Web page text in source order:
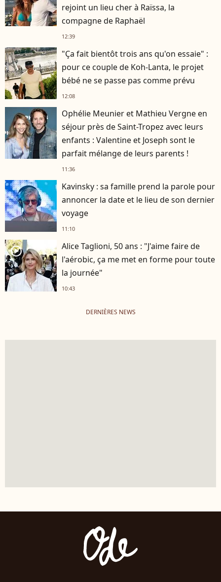
rejoint un lieu cher à Raïssa, la
compagne de Raphaël
12:39
"Ça fait bientôt trois ans qu'on essaie" :
pour ce couple de Koh-Lanta, le projet
bébé ne se passe pas comme prévu
12:08
Ophélie Meunier et Mathieu Vergne en
séjour près de Saint-Tropez avec leurs
enfants : Valentine et Joseph sont le
parfait mélange de leurs parents !
11:36
Kavinsky : sa famille prend la parole pour
annoncer la date et le lieu de son dernier
voyage
11:10
player2
Alice Taglioni, 50 ans : "J'aime faire de
l'aérobic, ça me met en forme pour toute
la journée"
10:43
DERNIÈRES NEWS